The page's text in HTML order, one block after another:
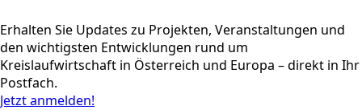
Erhalten Sie Updates zu Projekten, Veranstaltungen und
den wichtigsten Entwicklungen rund um
Kreislaufwirtschaft in Österreich und Europa – direkt in Ihr
Postfach.
Jetzt anmelden!